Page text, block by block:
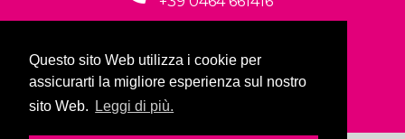
Questo sito Web utilizza i cookie per
assicurarti la migliore esperienza sul nostro
sito Web.
Leggi di più.
Via Baltera, 19
38066 Riva del Garda (TN)